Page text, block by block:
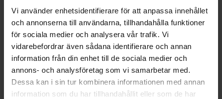
Vi använder enhetsidentifierare för att anpassa innehållet
och annonserna till användarna, tillhandahålla funktioner
för sociala medier och analysera vår trafik. Vi
vidarebefordrar även sådana identifierare och annan
information från din enhet till de sociala medier och
annons- och analysföretag som vi samarbetar med.
Dessa kan i sin tur kombinera informationen med annan
information som du har tillhandahållit eller som de har
Epidural behandling
Peripheral Nerve Block (PNB)
Kirurgiska infusionsbehandlingar
Systemet stödjer flera administreringsmetoder som kan
kombineras utifrån kliniska behov:
Kontinuerlig infusion